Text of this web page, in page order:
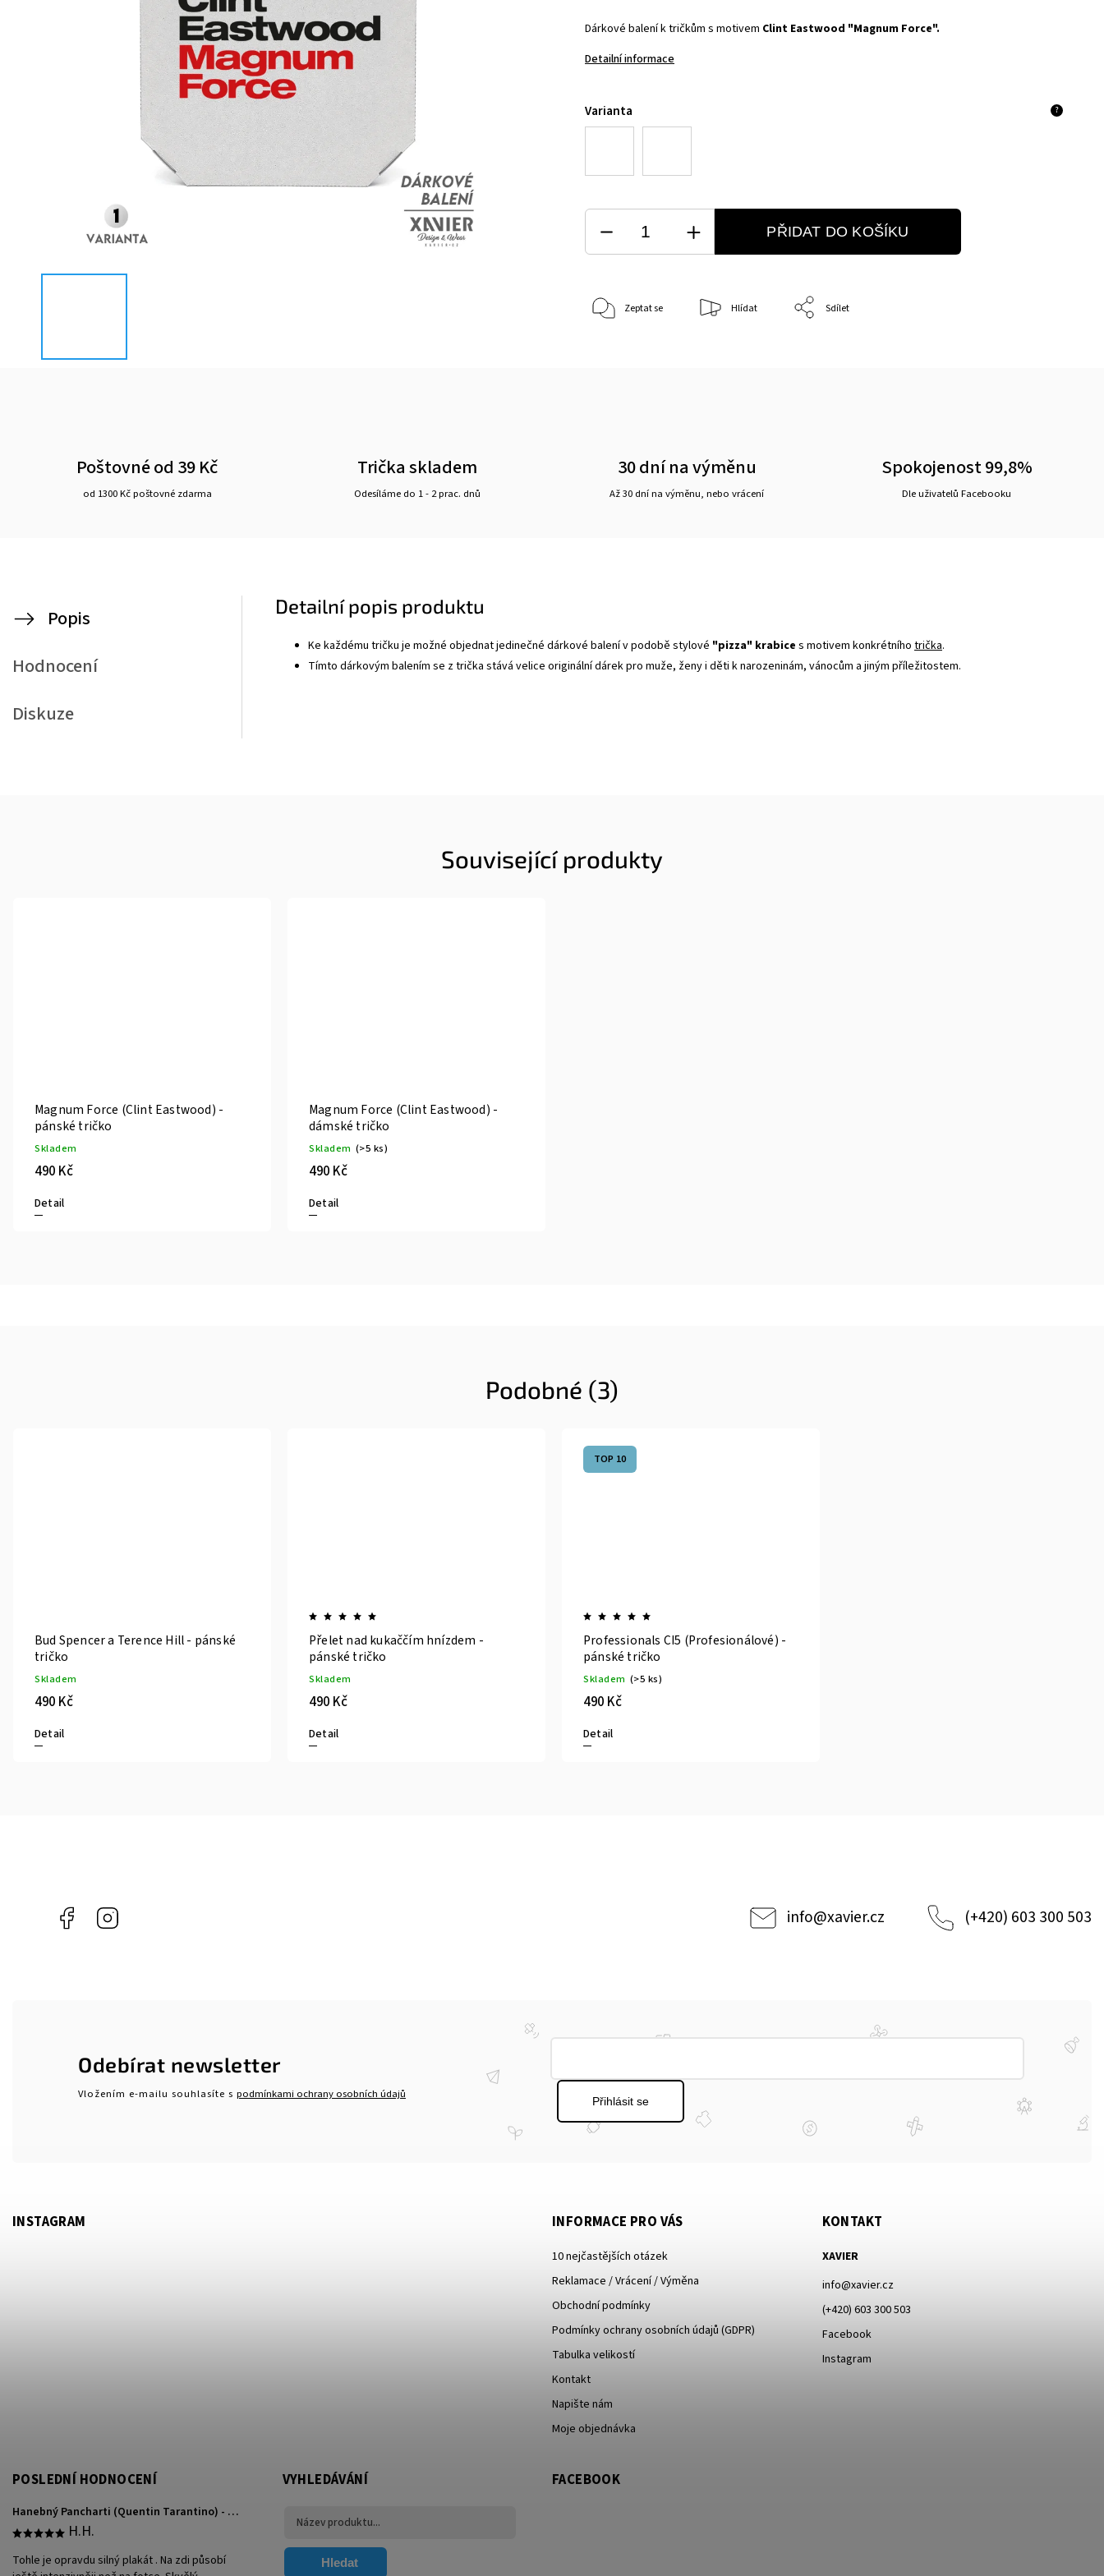
Dárkové balení k tričkům s motivem Clint Eastwood "Magnum Force".
Detailní informace
Varianta ?
PŘIDAT DO KOŠÍKU
Zeptat se Hlídat Sdílet
Poštovné od 39 Kč
od 1300 Kč poštovné zdarma
Trička skladem
Odesíláme do 1 - 2 prac. dnů
30 dní na výměnu
Až 30 dní na výměnu, nebo vrácení
Spokojenost 99,8%
Dle uživatelů Facebooku
Popis
Hodnocení
Diskuze
Detailní popis produktu
Ke každému tričku je možné objednat jedinečné dárkové balení v podobě stylové "pizza" krabice s motivem konkrétního trička.
Tímto dárkovým balením se z trička stává velice originální dárek pro muže, ženy i děti k narozeninám, vánocům a jiným příležitostem.
Související produkty
Magnum Force (Clint Eastwood) -
pánské tričko
Skladem
490 Kč
Detail
Magnum Force (Clint Eastwood) -
dámské tričko
Skladem (>5 ks)
490 Kč
Detail
Podobné (3)
Bud Spencer a Terence Hill - pánské
tričko
Skladem
490 Kč
Detail
Přelet nad kukaččím hnízdem -
pánské tričko
Skladem
490 Kč
Detail
TOP 10
Professionals CI5 (Profesionálové) -
pánské tričko
Skladem (>5 ks)
490 Kč
Detail
Facebook info@xavier.cz (+420) 603 300 503
Odebírat newsletter
Vložením e-mailu souhlasíte s podmínkami ochrany osobních údajů
Přihlásit se
INSTAGRAM INFORMACE PRO VÁS
10 nejčastějších otázek
Reklamace / Vrácení / Výměna
Obchodní podmínky
Podmínky ochrany osobních údajů (GDPR)
Tabulka velikostí
Kontakt
Napište nám
Moje objednávka
KONTAKT
XAVIER
info@xavier.cz
(+420) 603 300 503
Facebook
Instagram
POSLEDNÍ HODNOCENÍ
Hanebný Pancharti (Quentin Tarantino) - plakát
H.H.
Tohle je opravdu silný plakát . Na zdi působí
VYHLEDÁVÁNÍ
Hledat
FACEBOOK